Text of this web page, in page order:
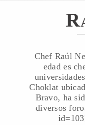
Chef Raúl
edad es
Choklat
Bravo, ha
diversos